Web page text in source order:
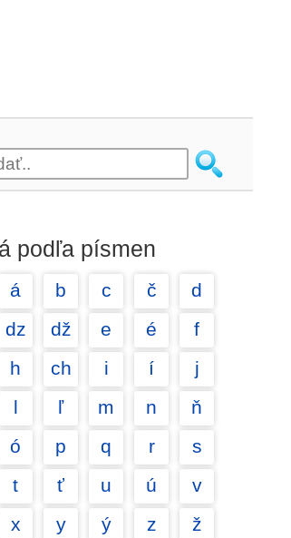
podľa písmen
á b c č
d
dz dž e é
f
h ch i í
j
l ľ m n
ň
ó p q r
s
t ť u ú
v
x y ý z ž